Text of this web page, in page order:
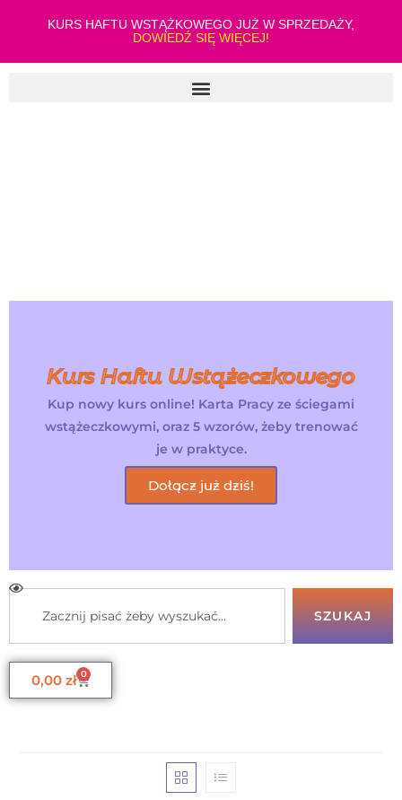
KURS HAFTU WSTĄŻKOWEGO JUŻ W SPRZEDAŻY,
DOWIEDŹ SIĘ WIĘCEJ!
Kurs Haftu Wstążeczkowego
Kup nowy kurs online! Karta Pracy ze ściegami
wstążeczkowymi, oraz 5 wzorów, żeby trenować
je w praktyce.
Dołącz już dziś!
SZUKAJ
0,00 zł 0